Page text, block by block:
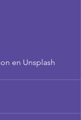
en Unsplash